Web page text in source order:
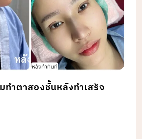
ำตาสองชั้นหลังทำเสร็จ